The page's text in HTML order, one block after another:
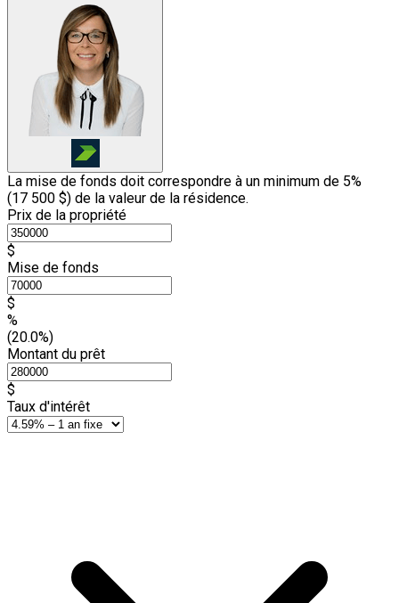
La mise de fonds doit correspondre à un minimum de 5%
(17 500 $) de la valeur de la résidence.
Prix de la propriété
$
Mise de fonds
$
%
(20.0%)
Montant du prêt
$
Taux d'intérêt